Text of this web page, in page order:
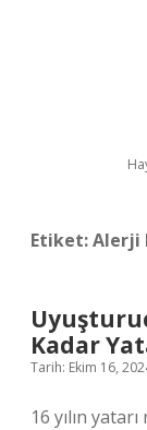
Etiket:Alerji
Kadar
Tarih: Ekim 16,
16 yılın